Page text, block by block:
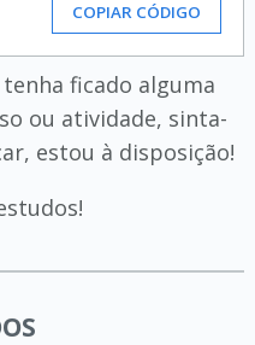
COPIAR CÓDIGO
ficado alguma
ou atividade, sinta-
estou à disposição!